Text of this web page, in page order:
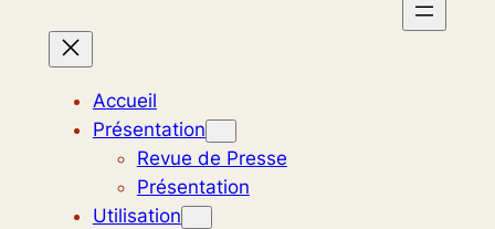
Accueil
Présentation
Revue de Presse
Présentation
Utilisation